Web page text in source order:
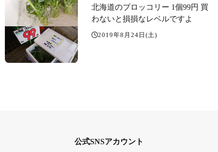
北海道のブロッコリー 1個99円 買
わないと損損なレベルですよ
2019年8月24日(土)
公式SNSアカウント